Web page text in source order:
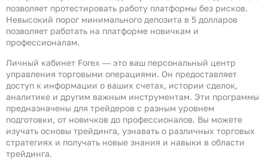
позволяет протестировать работу платформы без рисков.
Невысокий порог минимального депозита в 5 долларов
позволяет работать на платформе новичкам и
профессионалам.
Личный кабинет Forex ― это ваш персональный центр
управления торговыми операциями. Он предоставляет
доступ к информации о ваших счетах, истории сделок,
аналитике и другим важным инструментам. Эти программы
предназначены для трейдеров с разным уровнем
подготовки, от новичков до профессионалов. Вы можете
изучать основы трейдинга, узнавать о различных торговых
стратегиях и получать новые знания и навыки в области
трейдинга.